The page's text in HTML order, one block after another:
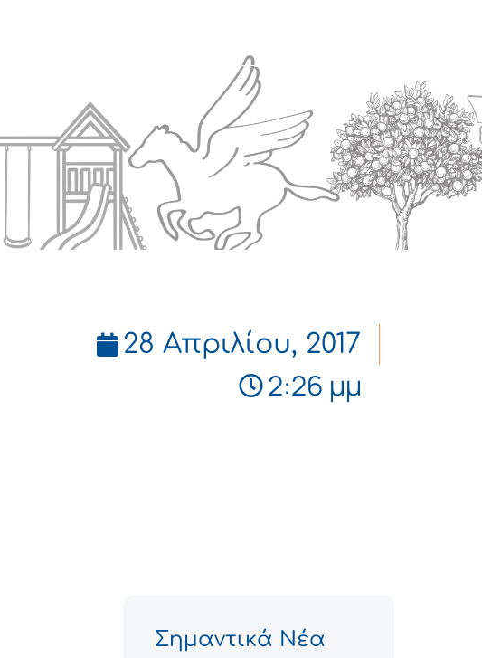
28 Απριλίου, 2017
2:26 μμ
Σημαντικά Νέα